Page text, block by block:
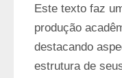
Este texto faz
produção
destacando
estrutura de